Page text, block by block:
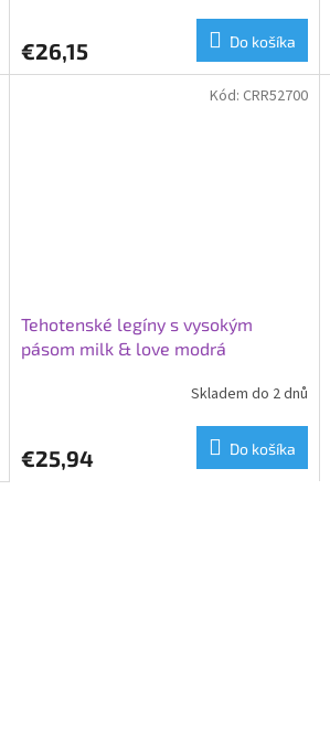
€26,15 Do košíka
Tehotenské legíny s vysokým
pásom milk & love modrá
Skladem do 2 dnů
€25,94 Do košíka
Kód: CRR52700